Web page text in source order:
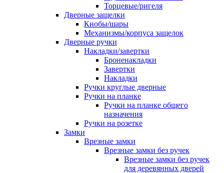
Торцевые/ригеля
Дверные защелки
Кнобы/шары
Механизмы/корпуса защелок
Дверные ручки
Накладки/завертки
Броненакладки
Завертки
Накладки
Ручки круглые дверные
Ручки на планке
Ручки на планке общего
назначения
Ручки на розетке
Замки
Врезные замки
Врезные замки без ручек
Врезные замки без ручек
для деревянных дверей